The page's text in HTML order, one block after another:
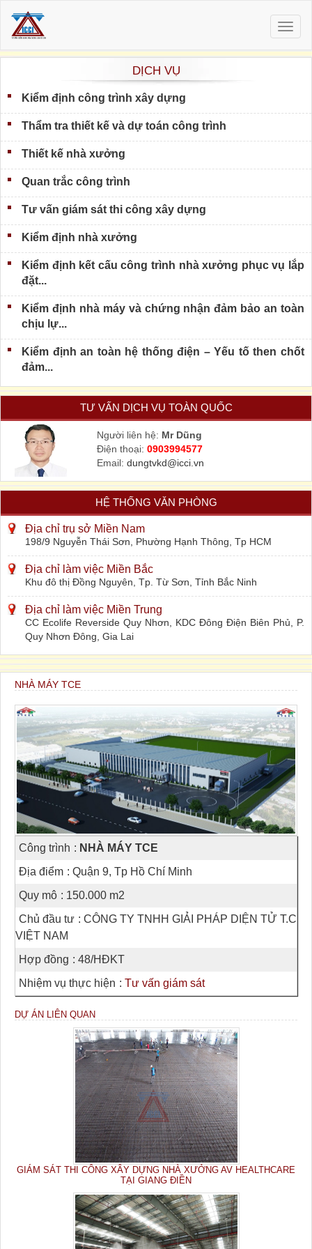
DỊCH VỤ
Kiểm định công trình xây dựng
Thẩm tra thiết kế và dự toán công trình
Thiết kế nhà xưởng
Quan trắc công trình
Tư vấn giám sát thi công xây dựng
Kiểm định nhà xưởng
Kiểm định kết cấu công trình nhà xưởng phục vụ lắp
đặt...
Kiểm định nhà máy và chứng nhận đảm bảo an toàn
chịu lự...
Kiểm định an toàn hệ thống điện – Yếu tố then chốt
đảm...
TƯ VẤN DỊCH VỤ TOÀN QUỐC
Người liên hệ: Mr Dũng
Điện thoại: 0903994577
Email: dungtvkd@icci.vn
HỆ THỐNG VĂN PHÒNG
Địa chỉ trụ sở Miền Nam
198/9 Nguyễn Thái Sơn, Phường Hạnh Thông, Tp HCM
Địa chỉ làm việc Miền Bắc
Khu đô thị Đồng Nguyên, Tp. Từ Sơn, Tỉnh Bắc Ninh
Địa chỉ làm việc Miền Trung
CC Ecolife Reverside Quy Nhơn, KDC Đông Điện Biên Phủ, P.
Quy Nhơn Đông, Gia Lai
NHÀ MÁY TCE
Công trình : NHÀ MÁY TCE
Địa điểm : Quận 9, Tp Hồ Chí Minh
Quy mô : 150.000 m2
Chủ đầu tư : CÔNG TY TNHH GIẢI PHÁP DIỆN TỬ T.C
VIỆT NAM
Hợp đồng : 48/HĐKT
Nhiệm vụ thực hiện : Tư vấn giám sát
DỰ ÁN LIÊN QUAN
GIÁM SÁT THI CÔNG XÂY DỰNG NHÀ XƯỞNG AV HEALTHCARE
TẠI GIANG ĐIỀN